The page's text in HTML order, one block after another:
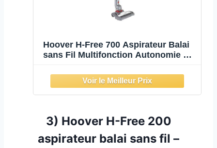
Hoover H-Free 700 Aspirateur Balai
sans Fil Multifonction Autonomie de
3) Hoover H-Free 200
aspirateur balai sans fil –